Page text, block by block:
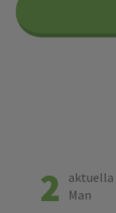
2
aktuella
Man